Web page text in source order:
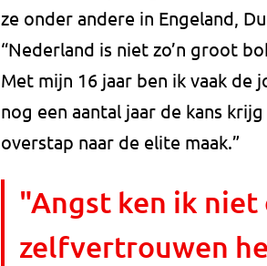
ze onder andere in Engeland,
“Nederland is niet zo’n groot
Met mijn 16 jaar ben ik vaak
nog een aantal jaar de kans
overstap naar de elite maak.”
"Angst ken ik
zelfvertrouwen